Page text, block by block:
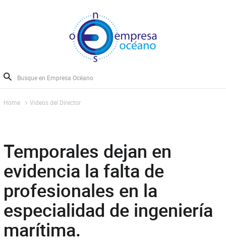
Home Videos del Director
Temporales dejan en
evidencia la falta de
profesionales en la
especialidad de ingeniería
marítima.